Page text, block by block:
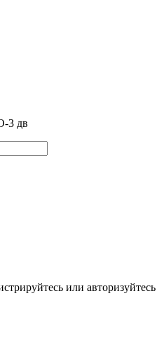
3 дв
или авторизуйтесь